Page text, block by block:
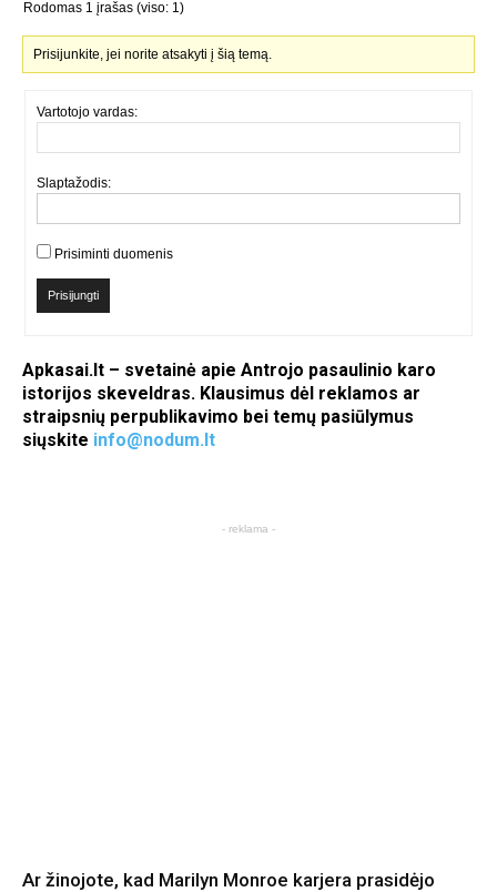
Rodomas 1 įrašas (viso: 1)
Prisijunkite, jei norite atsakyti į šią temą.
Vartotojo vardas:
Slaptažodis:
Prisiminti duomenis
Prisijungti
Apkasai.lt – svetainė apie Antrojo pasaulinio karo
istorijos skeveldras. Klausimus dėl reklamos ar
straipsnių perpublikavimo bei temų pasiūlymus
siųskite info@nodum.lt
- reklama -
Ar žinojote, kad Marilyn Monroe karjera prasidėjo